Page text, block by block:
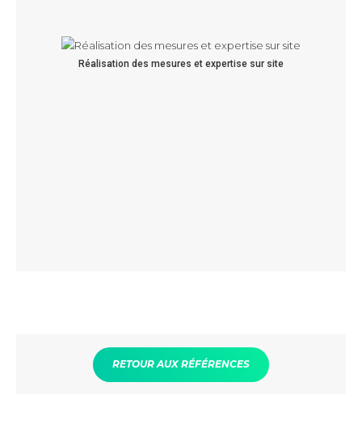
Réalisation des mesures et expertise sur site
RETOUR AUX RÉFÉRENCES
Précédent